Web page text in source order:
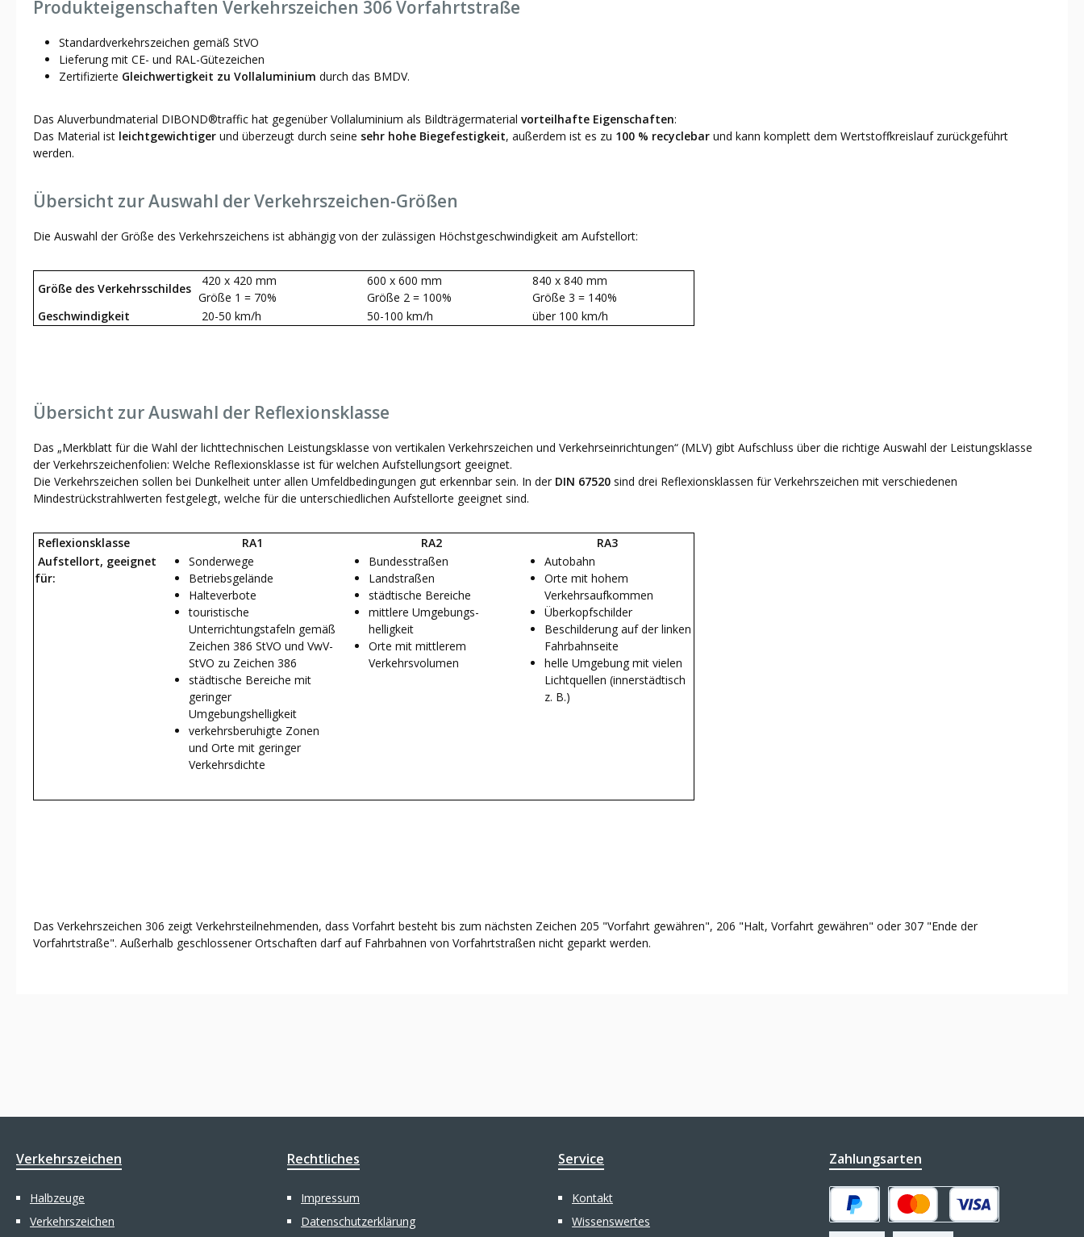
Produkteigenschaften Verkehrszeichen 306 Vorfahrtstraße
Standardverkehrszeichen gemäß StVO
Lieferung mit CE- und RAL-Gütezeichen
Zertifizierte Gleichwertigkeit zu Vollaluminium durch das BMDV.
Das Aluverbundmaterial DIBOND®traffic hat gegenüber Vollaluminium als Bildträgermaterial vorteilhafte Eigenschaften:
Das Material ist leichtgewichtiger und überzeugt durch seine sehr hohe Biegefestigkeit, außerdem ist es zu 100 % recyclebar und kann komplett dem Wertstoffkreislauf zurückgeführt
werden.
Übersicht zur Auswahl der Verkehrszeichen-Größen
Die Auswahl der Größe des Verkehrszeichens ist abhängig von der zulässigen Höchstgeschwindigkeit am Aufstellort:
Größe des Verkehrsschildes
420 x 420 mm
Größe 1 = 70%
600 x 600 mm
Größe 2 = 100%
840 x 840 mm
Größe 3 = 140%
Geschwindigkeit
20-50 km/h 50-100 km/h über 100 km/h
Übersicht zur Auswahl der Reflexionsklasse
Das „Merkblatt für die Wahl der lichttechnischen Leistungsklasse von vertikalen Verkehrszeichen und Verkehrseinrichtungen“ (MLV) gibt Aufschluss über die richtige Auswahl der Leistungsklasse
der Verkehrszeichenfolien: Welche Reflexionsklasse ist für welchen Aufstellungsort geeignet.
Die Verkehrszeichen sollen bei Dunkelheit unter allen Umfeldbedingungen gut erkennbar sein. In der DIN 67520 sind drei Reflexionsklassen für Verkehrszeichen mit verschiedenen
Mindestrückstrahlwerten festgelegt, welche für die unterschiedlichen Aufstellorte geeignet sind.
Reflexionsklasse RA1 RA2
RA3
Aufstellort, geeignet
für:
Sonderwege
Betriebsgelände
Halteverbote
touristische
Unterrichtungstafeln gemäß
Zeichen 386 StVO und VwV-
StVO zu Zeichen 386
städtische Bereiche mit
geringer
Umgebungshelligkeit
verkehrsberuhigte Zonen
und Orte mit geringer
Verkehrsdichte
Bundesstraßen
Landstraßen
städtische Bereiche
mittlere Umgebungs-
helligkeit
Orte mit mittlerem
Verkehrsvolumen
Autobahn
Orte mit hohem
Verkehrsaufkommen
Überkopfschilder
Beschilderung auf der linken
Fahrbahnseite
helle Umgebung mit vielen
Lichtquellen (innerstädtisch
z. B.)
Das Verkehrszeichen 306 zeigt Verkehrsteilnehmenden, dass Vorfahrt besteht bis zum nächsten Zeichen 205 "Vorfahrt gewähren", 206 "Halt, Vorfahrt gewähren" oder 307 "Ende der
Vorfahrtstraße". Außerhalb geschlossener Ortschaften darf auf Fahrbahnen von Vorfahrtstraßen nicht geparkt werden.
Verkehrszeichen
Halbzeuge
Verkehrszeichen
Rechtliches
Impressum
Datenschutzerklärung
Service
Kontakt
Wissenswertes
Zahlungsarten
PayPal Kredit- oder Debitkarte